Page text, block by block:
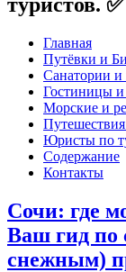
Главная
Путёвки и
Санатории
Гостиницы и
Морские и
Юристы по
Содержание
Контакты
Сочи: где
Ваш гид
снежным)